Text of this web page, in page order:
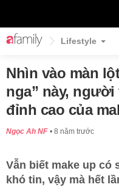
Lifestyle
Nhìn vào màn
nga” này,
đỉnh cao của
Ngọc Ah NF 8 năm trước
Vẫn biết make up có
khó tin, vậy mà hết